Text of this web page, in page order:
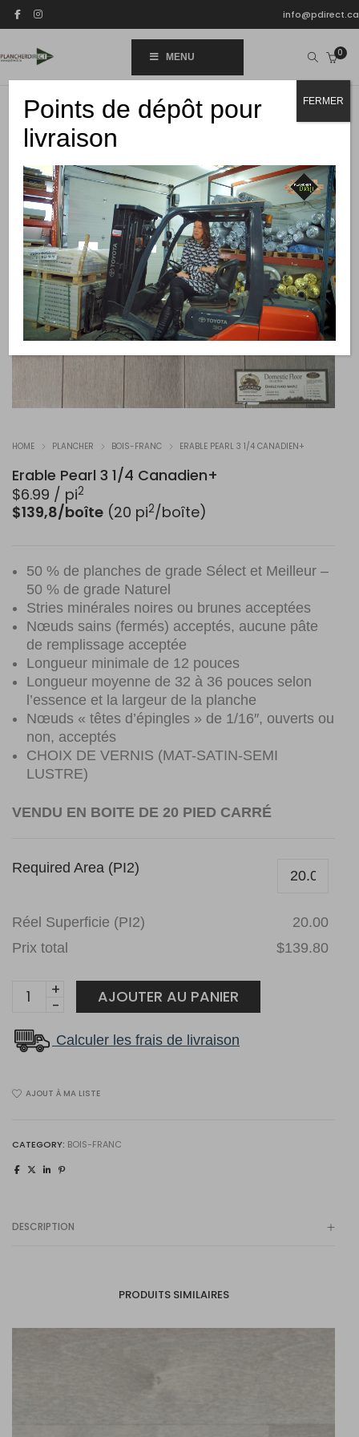
info@pdirect.ca
MENU 0
HOME PLANCHER BOIS-FRANC ERABLE PEARL 3 1/4 CANADIEN+
Erable Pearl 3 1/4 Canadien+
$6.99 / pi2
$139,8/boîte (20 pi2/boîte)
50 % de planches de grade Sélect et Meilleur –
50 % de grade Naturel
Stries minérales noires ou brunes acceptées
Nœuds sains (fermés) acceptés, aucune pâte
de remplissage acceptée
Longueur minimale de 12 pouces
Longueur moyenne de 32 à 36 pouces selon
l’essence et la largeur de la planche
Nœuds « têtes d’épingles » de 1/16″, ouverts ou
non, acceptés
CHOIX DE VERNIS (MAT-SATIN-SEMI
LUSTRE)
VENDU EN BOITE DE 20 PIED CARRÉ
Required Area (PI2)
Réel Superficie (PI2)
20.00
Prix total
$139.80
Erable
3
1/4
quantity
AJOUTER AU PANIER
Calculer les frais de livraison
AJOUT À MA LISTE
CATEGORY: BOIS-FRANC
DESCRIPTION
PRODUITS SIMILAIRES
Points de dépôt pour
livraison
FERMER